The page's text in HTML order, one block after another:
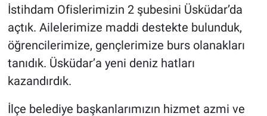
İstihdam Ofislerimizin 2 şubesini Üsküdar’da
açtık. Ailelerimize maddi destekte bulunduk,
öğrencilerimize, gençlerimize burs olanakları
tanıdık. Üsküdar’a yeni deniz hatları
kazandırdık.
İlçe belediye başkanlarımızın hizmet azmi ve